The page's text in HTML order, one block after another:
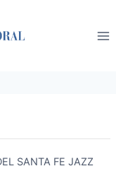
SANTA FE JAZZ